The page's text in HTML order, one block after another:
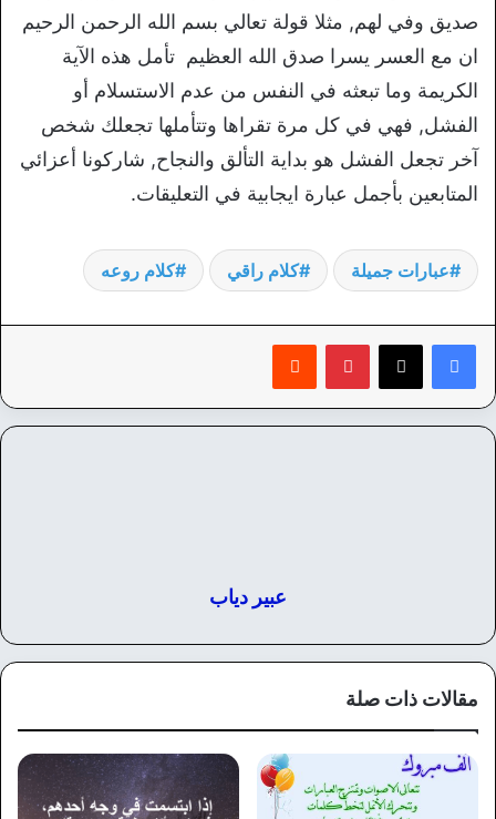
صديق وفي لهم, مثلا قولة تعالي بسم الله الرحمن الرحيم
ان مع العسر يسرا صدق الله العظيم تأمل هذه الآية
الكريمة وما تبعثه في النفس من عدم الاستسلام أو
الفشل, فهي في كل مرة تقراها وتتأملها تجعلك شخص
آخر تجعل الفشل هو بداية التألق والنجاح, شاركونا أعزائي
المتابعين بأجمل عبارة ايجابية في التعليقات.
عبارات جميلة كلام راقي كلام روعه
بينتيريست
عبير دياب
مقالات ذات صلة